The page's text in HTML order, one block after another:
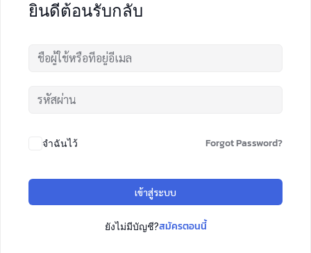
ยินดีต้อนรับกลับ
จำฉันไว้ Forgot Password?
เข้าสู่ระบบ
ยังไม่มีบัญชี?สมัครตอนนี้